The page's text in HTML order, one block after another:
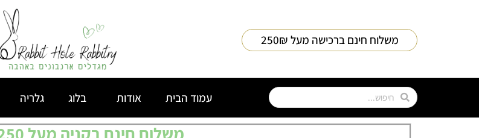
משלוח חינם ברכישה מעל 250₪
עמוד הבית אודות בלוג גלריה
משלוח חינם בקניה מעל 250 ש"ח